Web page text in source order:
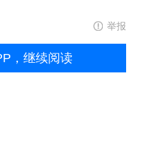
举报
，继续阅读